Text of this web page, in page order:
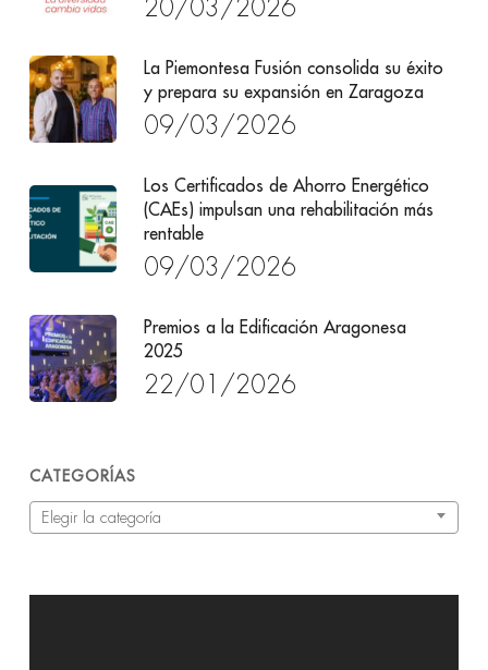
20/03/2026
La Piemontesa Fusión consolida su éxito
y prepara su expansión en Zaragoza
09/03/2026
Los Certificados de Ahorro Energético
(CAEs) impulsan una rehabilitación más
rentable
09/03/2026
Premios a la Edificación Aragonesa
2025
22/01/2026
CATEGORÍAS
Categorías
Elegir la categoría